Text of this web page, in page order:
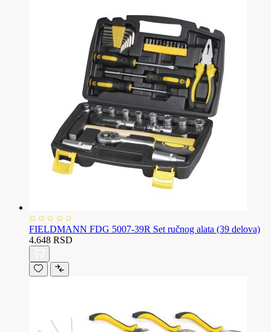
FIELDMANN FDG 5007-39R Set ručnog alata (39 delova)
4.648 RSD